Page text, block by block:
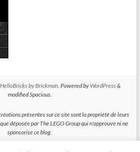
HelloBricks by Brickman. Powered by WordPress&
modified Spacious.
présentes sur ce site sont la propriété de leurs
déposée par The LEGO Group qui n'approuve ni ne
sponsorise ce blog.